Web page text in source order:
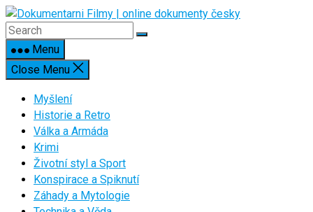
Skip
to
contentMenu
Close Menu
Myšlení
Historie a Retro
Válka a Armáda
Krimi
Životní styl a Sport
Konspirace a Spiknutí
Záhady a Mytologie